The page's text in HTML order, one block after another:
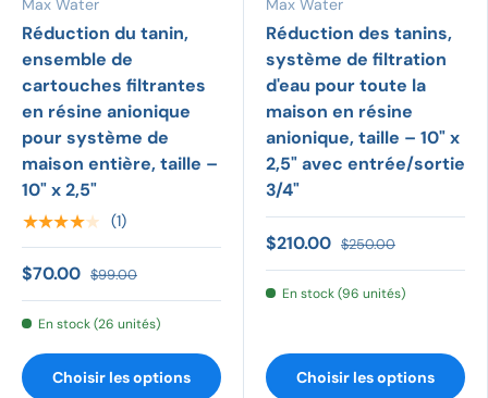
Max Water
Réduction du tanin,
ensemble de
cartouches filtrantes
en résine anionique
pour système de
maison entière, taille –
10" x 2,5"
★★★★★ (1)
$70.00 $99.00
En stock (26 unités)
Choisir les options
Max Water
Réduction des tanins,
système de filtration
d'eau pour toute la
maison en résine
anionique, taille – 10" x
2,5" avec entrée/sortie
3/4"
$210.00 $250.00
En stock (96 unités)
Choisir les options